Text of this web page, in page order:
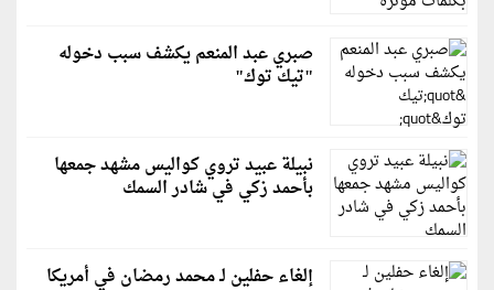
صبري عبد المنعم يكشف سبب دخوله
"تيك توك"
نبيلة عبيد تروي كواليس مشهد جمعها
بأحمد زكي في شادر السمك
إلغاء حفلين لـ محمد رمضان في أمريكا